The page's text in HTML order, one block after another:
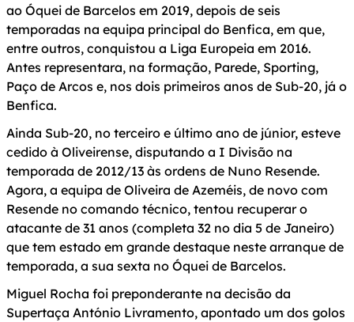
ao Óquei de Barcelos em 2019, depois de seis
temporadas na equipa principal do Benfica, em que,
entre outros, conquistou a Liga Europeia em 2016.
Antes representara, na formação, Parede, Sporting,
Paço de Arcos e, nos dois primeiros anos de Sub-20, já o
Benfica.
Ainda Sub-20, no terceiro e último ano de júnior, esteve
cedido à Oliveirense, disputando a I Divisão na
temporada de 2012/13 às ordens de Nuno Resende.
Agora, a equipa de Oliveira de Azeméis, de novo com
Resende no comando técnico, tentou recuperar o
atacante de 31 anos (completa 32 no dia 5 de Janeiro)
que tem estado em grande destaque neste arranque de
temporada, a sua sexta no Óquei de Barcelos.
Miguel Rocha foi preponderante na decisão da
Supertaça António Livramento, apontado um dos golos